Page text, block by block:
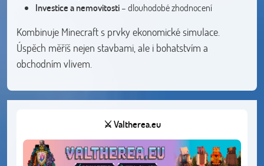
Investice a nemovitosti– dlouhodobé zhodnocení
Kombinuje Minecraft s prvky ekonomické simulace.
Úspěch měříš nejen stavbami, ale i bohatstvím a
obchodním vlivem.
⚔️ Valtherea.eu